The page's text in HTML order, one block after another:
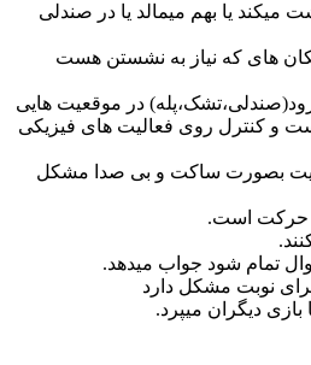
یا بهم میمالد یا در صندلی
های که نیاز به نشستن هست
در موقعیت هایی
و کنترل روی فعالیت های فیزیکی
بصورت ساکت و بی صدا مشکل
حرکت است.
تمام شود جواب میدهد.
نوبت مشکل دارد
دیگران میپرد.